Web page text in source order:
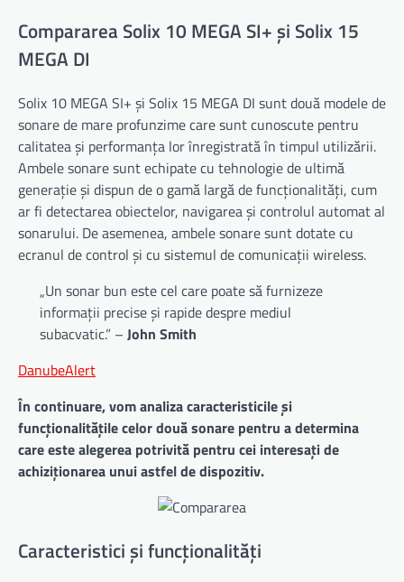
Compararea Solix 10 MEGA SI+ și Solix 15
MEGA DI
Solix 10 MEGA SI+ și Solix 15 MEGA DI sunt două modele de
sonare de mare profunzime care sunt cunoscute pentru
calitatea și performanța lor înregistrată în timpul utilizării.
Ambele sonare sunt echipate cu tehnologie de ultimă
generație și dispun de o gamă largă de funcționalități, cum
ar fi detectarea obiectelor, navigarea și controlul automat al
sonarului. De asemenea, ambele sonare sunt dotate cu
ecranul de control și cu sistemul de comunicații wireless.
„Un sonar bun este cel care poate să furnizeze
informații precise și rapide despre mediul
subacvatic.” – John Smith
DanubeAlert
În continuare, vom analiza caracteristicile și
funcționalitățile celor două sonare pentru a determina
care este alegerea potrivită pentru cei interesați de
achiziționarea unui astfel de dispozitiv.
Caracteristici și funcționalități